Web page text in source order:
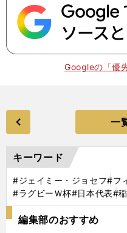
Googleの「優
一
キーワード
#ジェイミー・ジョセフ#フ
#ラグビーＷ杯#日本代表#
編集部のおすすめ